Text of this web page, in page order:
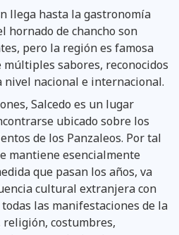
llega hasta la gastronomía
hornado de chancho son
pero la región es famosa
múltiples sabores, reconocidos
nivel nacional e internacional.
Salcedo es un lugar
ubicado sobre los
de los Panzaleos. Por tal
mantiene esencialmente
que pasan los años, va
cultural extranjera con
las manifestaciones de la
religión, costumbres,